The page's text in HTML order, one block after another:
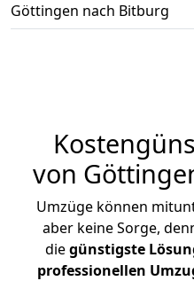
Göttingen nach Bitburg
von
Umzüge können
aber keine Sorge,
diegünstigste
professionellen